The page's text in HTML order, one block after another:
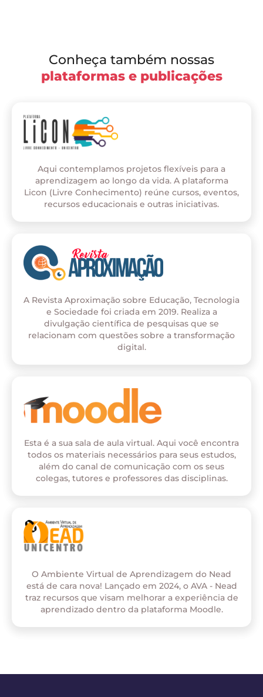
Conheça também nossas
plataformas e publicações
Aqui contemplamos projetos flexíveis para a
aprendizagem ao longo da vida. A plataforma
Licon (Livre Conhecimento) reúne cursos, eventos,
recursos educacionais e outras iniciativas.
A Revista Aproximação sobre Educação, Tecnologia
e Sociedade foi criada em 2019. Realiza a
divulgação científica de pesquisas que se
relacionam com questões sobre a transformação
digital.
Esta é a sua sala de aula virtual. Aqui você encontra
todos os materiais necessários para seus estudos,
além do canal de comunicação com os seus
colegas, tutores e professores das disciplinas.
O Ambiente Virtual de Aprendizagem do Nead
está de cara nova! Lançado em 2024, o AVA - Nead
traz recursos que visam melhorar a experiência de
aprendizado dentro da plataforma Moodle.